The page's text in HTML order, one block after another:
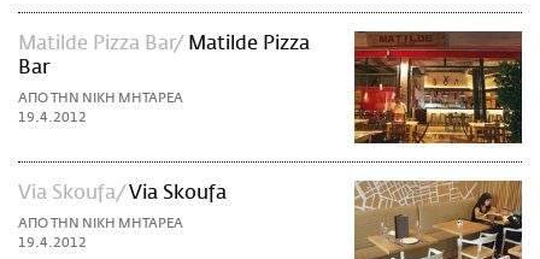
Matilde Pizza Bar
Matilde Pizza
Bar
ΑΠΟ ΤΗΝ ΝΙΚΗ ΜΗΤΑΡΕΑ
19.4.2012
Via Skoufa Via Skoufa
ΑΠΟ ΤΗΝ ΝΙΚΗ ΜΗΤΑΡΕΑ
19.4.2012